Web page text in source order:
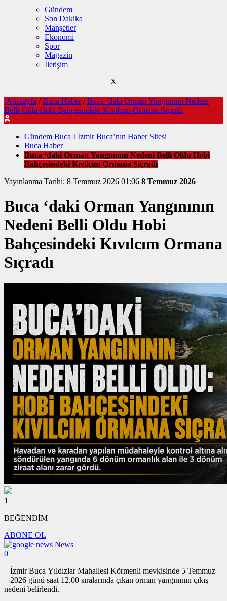
Gündem
Son Dakika
Manşetler
Ekonomi
Spor
Magazin
İletişim
X
Anasayfa / Buca Haber / Buca ‘daki Orman Yangınının Nedeni
Belli Oldu Hobi Bahçesindeki Kıvılcım Ormana Sıçradı
Gündem Buca I İzmir Buca’nın Haber Sitesi
Buca Haber
Buca ‘daki Orman Yangınının Nedeni Belli Oldu Hobi
Bahçesindeki Kıvılcım Ormana Sıçradı
Yayınlanma Tarihi: 8 Temmuz 2026 01:06 8 Temmuz 2026
Buca ‘daki Orman Yangınının
Nedeni Belli Oldu Hobi
Bahçesindeki Kıvılcım Ormana
Sıçradı
1
BEĞENDİM
ABONE OL
News
0
İzmir Buca Yıldızlar Mahallesi Körmenli mevkisinde 5 Temmuz
2026 günü saat 12.00 sıralarında çıkan orman yangınının çıkış
nedeni belirlendi.